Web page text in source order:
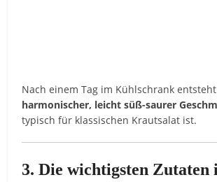
NacheinemTag im Kühlschrank
harmonischer, leichtsüß-saurer
typischfür klassischen Krautsalat ist.
3.Diewichtigsten Zutaten